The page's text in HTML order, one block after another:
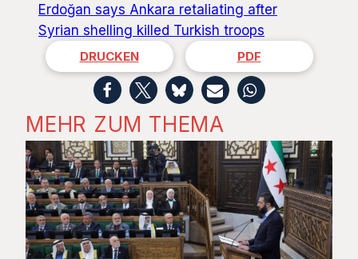
Erdoğan says Ankara retaliating after
Syrian shelling killed Turkish troops
DRUCKEN PDF
MEHR ZUM THEMA